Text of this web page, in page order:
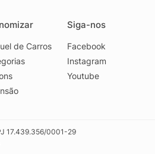
de Carros
Siga-nos
Facebook
Instagram
Youtube
17.439.356/0001-29